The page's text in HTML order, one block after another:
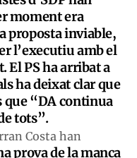
moment era
proposta inviable,
l’executiu amb el
El PS ha arribat a
ha deixat clar que
que “DA continua
tots”.
Costa han
prova de la manca